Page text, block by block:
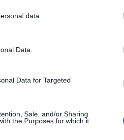
data.
Data.
Data for Targeted
Sale, and/or Sharing
the Purposes for which it
muscolare, non
passerà al 4-3-3.
si muoverà
Vrij-Wallace. A
giocheranno
sono sicuri
Il giovane
Luis Alberto:
l'ex